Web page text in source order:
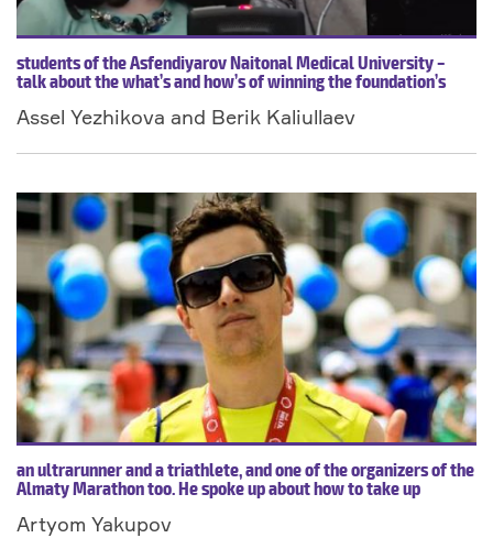
students of the Asfendiyarov Naitonal Medical University –
talk about the what’s and how’s of winning the foundation’s
first-hand experience of the internships they have completed
Assel Yezhikova and Berik Kaliullaev
an ultrarunner and a triathlete, and one of the organizers of the
Almaty Marathon too. He spoke up about how to take up
Artyom Yakupov